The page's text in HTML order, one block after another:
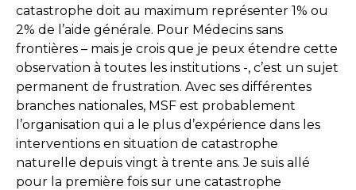
catastrophe doit au maximum représenter 1% ou
2% de l’aide générale. Pour Médecins sans
frontières – mais je crois que je peux étendre cette
observation à toutes les institutions -, c’est un sujet
permanent de frustration. Avec ses différentes
branches nationales, MSF est probablement
l’organisation qui a le plus d’expérience dans les
interventions en situation de catastrophe
naturelle depuis vingt à trente ans. Je suis allé
pour la première fois sur une catastrophe